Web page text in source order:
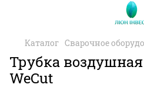
Каталог Сварочное
Трубка воздушная
WeCut